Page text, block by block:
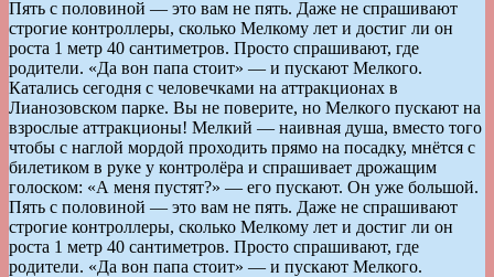
Пять с половиной — это вам не пять. Даже не спрашивают
строгие контроллеры, сколько Мелкому лет и достиг ли он
роста 1 метр 40 сантиметров. Просто спрашивают, где
родители. «Да вон папа стоит» — и пускают Мелкого.
Катались сегодня с человечками на аттракционах в
Лианозовском парке. Вы не поверите, но Мелкого пускают на
взрослые аттракционы! Мелкий — наивная душа, вместо того
чтобы с наглой мордой проходить прямо на посадку, мнётся с
билетиком в руке у контролёра и спрашивает дрожащим
голоском: «А меня пустят?» — его пускают. Он уже большой.
Пять с половиной — это вам не пять. Даже не спрашивают
строгие контроллеры, сколько Мелкому лет и достиг ли он
роста 1 метр 40 сантиметров. Просто спрашивают, где
родители. «Да вон папа стоит» — и пускают Мелкого.